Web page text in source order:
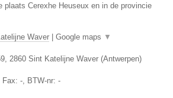
plaats Cerexhe Heuseux en in de provincie
Waver Google maps ▼
, 2860 Sint Katelijne Waver (Antwerpen)
Fax: -, BTW-nr: -